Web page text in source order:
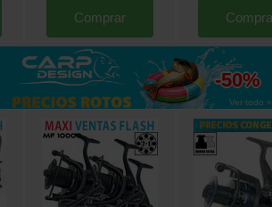
Comprar
hasta
-50%
Ver todo »